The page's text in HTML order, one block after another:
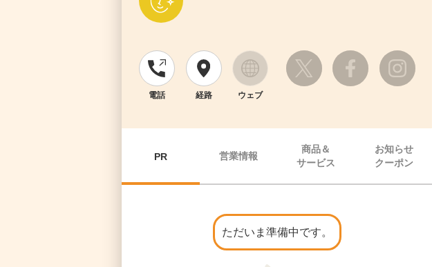
電話 経路 ウェブ
PR 営業情報
商品＆
サービス
お知らせ
クーポン
ただいま準備中です。